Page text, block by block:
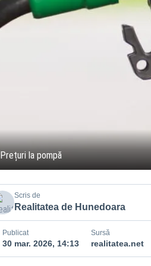
Prețuri la pompă
Scris de
Realitatea de Hunedoara
Publicat
30 mar. 2026, 14:13
Sursă
realitatea.net